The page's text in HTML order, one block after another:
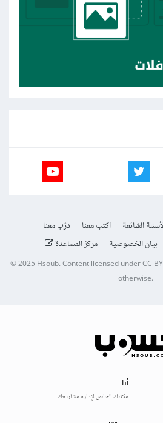
الشائعة اكتب معنا
درّب معنا
بيان الخصوصية مركز المساعدة
© 2025Hsoub.Content licensed underCC
otherwise.